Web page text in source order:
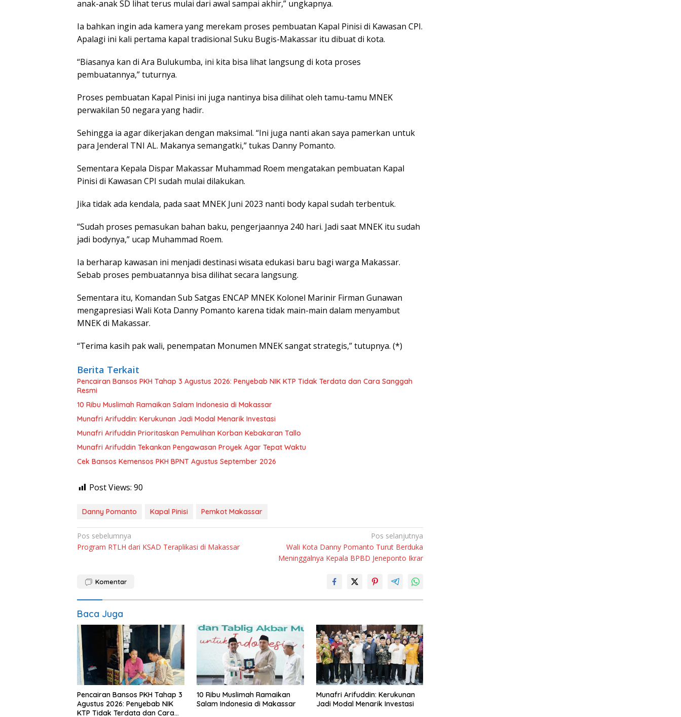
anak-anak SD lihat terus mulai dari awal sampai akhir,” ungkapnya.
Ia bahkan ingin ada kamera yang merekam proses pembuatan Kapal Pinisi di Kawasan CPI.
Apalagi ini kali pertama kapal tradisional Suku Bugis-Makassar itu dibuat di kota.
“Biasanya kan di Ara Bulukumba, ini kita bisa lihat langsung di kota proses
pembuatannya,” tuturnya.
Proses pembuatan Kapal Pinisi ini juga nantinya bisa dilihat oleh tamu-tamu MNEK
perwakilan 50 negara yang hadir.
Sehingga ia agar dikerjakan dengan maksimal. “Ini juga nanti akan saya pamerkan untuk
para Jenderal TNI AL. Makanya semangatki,” tukas Danny Pomanto.
Sementara Kepala Dispar Makassar Muhammad Roem mengatakan pembuatan Kapal
Pinisi di Kawasan CPI sudah mulai dilakukan.
Jika tidak ada kendala, pada saat MNEK Juni 2023 nanti body kapal sudah terbentuk.
“Sudah proses pemasukan bahan baku, pengerjaannya 240 hari. Jadi saat MNEK itu sudah
jadi bodynya,” ucap Muhammad Roem.
Ia berharap kawasan ini menjadi destinasi wisata edukasi baru bagi warga Makassar.
Sebab proses pembuatannya bisa dilihat secara langsung.
Sementara itu, Komandan Sub Satgas ENCAP MNEK Kolonel Marinir Firman Gunawan
mengapresiasi Wali Kota Danny Pomanto karena tidak main-main dalam menyambut
MNEK di Makassar.
“Terima kasih pak wali, penempatan Monumen MNEK sangat strategis,” tutupnya. (*)
Berita Terkait
Pencairan Bansos PKH Tahap 3 Agustus 2026: Penyebab NIK KTP Tidak Terdata dan Cara Sanggah
Resmi
10 Ribu Muslimah Ramaikan Salam Indonesia di Makassar
Munafri Arifuddin: Kerukunan Jadi Modal Menarik Investasi
Munafri Arifuddin Prioritaskan Pemulihan Korban Kebakaran Tallo
Munafri Arifuddin Tekankan Pengawasan Proyek Agar Tepat Waktu
Cek Bansos Kemensos PKH BPNT Agustus September 2026
Post Views: 90
Danny Pomanto Kapal Pinisi Pemkot Makassar
Navigasi
pos
Pos sebelumnya
Program RTLH dari KSAD Teraplikasi di Makassar
Pos selanjutnya
Wali Kota Danny Pomanto Turut Berduka
Meninggalnya Kepala BPBD Jeneponto Ikrar
Komentar
Baca Juga
Pencairan Bansos PKH Tahap 3
Agustus 2026: Penyebab NIK
KTP Tidak Terdata dan Cara
10 Ribu Muslimah Ramaikan
Salam Indonesia di Makassar
Munafri Arifuddin: Kerukunan
Jadi Modal Menarik Investasi